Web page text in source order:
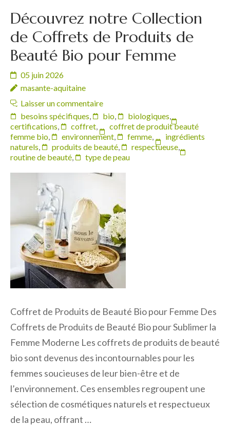
Découvrez notre Collection
de Coffrets de Produits de
Beauté Bio pour Femme
05 juin 2026
masante-aquitaine
Laisser un commentaire
besoins spécifiques, bio, biologiques,
certifications, coffret,
coffret de produit beauté
femme bio, environnement, femme,
ingrédients
naturels, produits de beauté, respectueuse,
routine de beauté, type de peau
Coffret de Produits de Beauté Bio pour Femme Des
Coffrets de Produits de Beauté Bio pour Sublimer la
Femme Moderne Les coffrets de produits de beauté
bio sont devenus des incontournables pour les
femmes soucieuses de leur bien-être et de
l’environnement. Ces ensembles regroupent une
sélection de cosmétiques naturels et respectueux
de la peau, offrant …